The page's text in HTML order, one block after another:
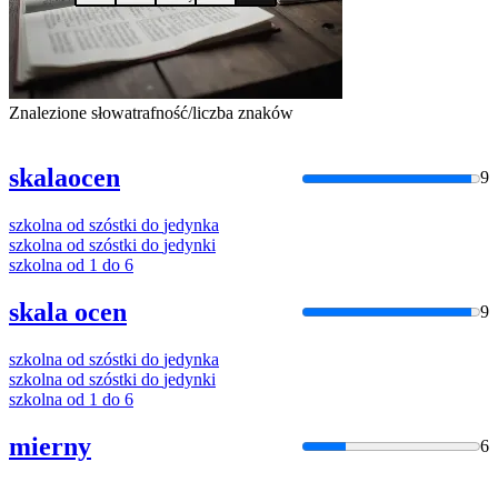
Znalezione słowatrafność/liczba znaków
skalaocen 9
szkolna od szóstki do jedynka
szkolna od szóstki do jedynki
szkolna od 1 do 6
skala ocen 9
szkolna od szóstki do jedynka
szkolna od szóstki do jedynki
szkolna od 1 do 6
mierny 6